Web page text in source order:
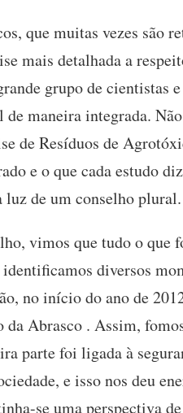
que muitas vezes são
mais detalhada a
grupo de cientistas
maneira integrada.
de Resíduos de
e o que cada estudo
de um conselho plural.
vimos que tudo o
diversos
no início do ano de
Abrasco . Assim,
parte foi ligada à
e isso nos deu
se uma perspectiva